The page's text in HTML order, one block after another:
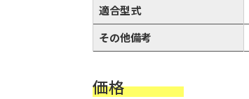
適合型式
その他備考
価格